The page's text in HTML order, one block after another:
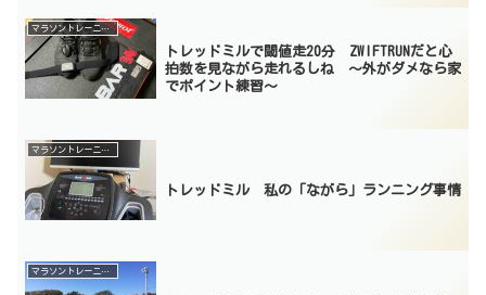
マラソントレーニング
トレッドミルで閾値走20分 ZWIFTRUNだと心
拍数を見ながら走れるしね 〜外がダメなら家
でポイント練習〜
マラソントレーニング
トレッドミル 私の「ながら」ランニング事情
マラソントレーニング